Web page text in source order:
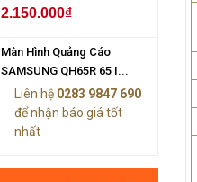
2.150.000₫
Màn Hình Quảng Cáo
SAMSUNG QH65R 65 I...
Liên hệ 0283 9847 690
để nhận báo giá tốt
nhất